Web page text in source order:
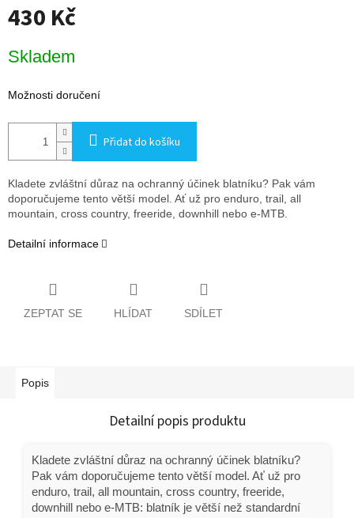
430 Kč
cena:
Skladem
Možnosti doručení
Přidat do košíku
Kladete zvláštní důraz na ochranný účinek blatníku? Pak vám
doporučujeme tento větší model. Ať už pro enduro, trail, all
mountain, cross country, freeride, downhill nebo e-MTB.
Detailní informace
ZEPTAT SE HLÍDAT SDÍLET
Popis
Detailní popis produktu
Kladete zvláštní důraz na ochranný účinek blatníku?
Pak vám doporučujeme tento větší model. Ať už pro
enduro, trail, all mountain, cross country, freeride,
downhill nebo e-MTB: blatník je větší než standardní